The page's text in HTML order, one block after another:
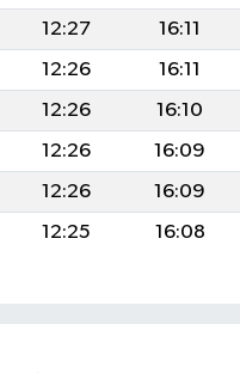
12:27 16:11
12:26 16:11
12:26 16:10
12:26 16:09
12:26 16:09
12:25 16:08